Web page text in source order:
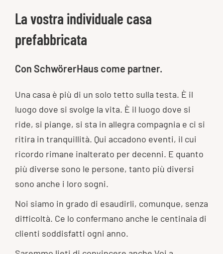
La vostra individuale casa
prefabbricata
Con SchwörerHaus come partner.
Una casa è più di un solo tetto sulla testa. È il
luogo dove si svolge la vita. È il luogo dove si
ride, si piange, si sta in allegra compagnia e ci si
ritira in tranquillità. Qui accadono eventi, il cui
ricordo rimane inalterato per decenni. E quanto
più diverse sono le persone, tanto più diversi
sono anche i loro sogni.
Noi siamo in grado di esaudirli, comunque, senza
difficoltà. Ce lo confermano anche le centinaia di
clienti soddisfatti ogni anno.